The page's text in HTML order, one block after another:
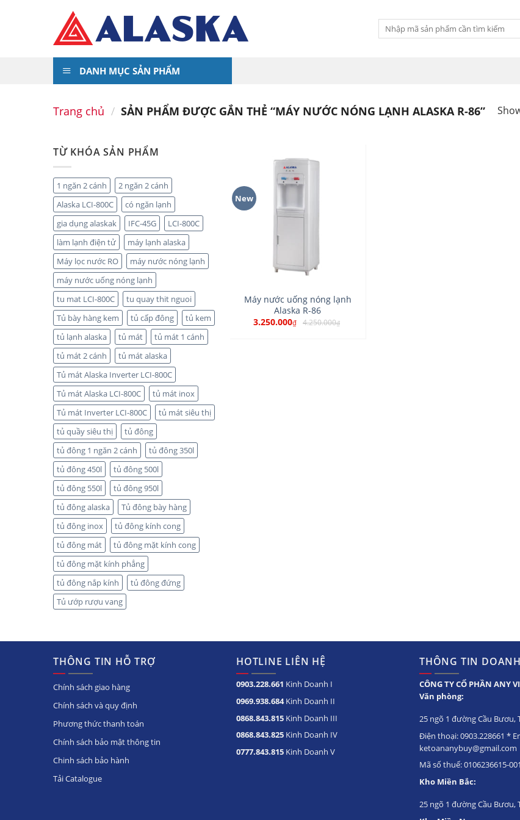
Tìm
kiếm:
DANH MỤC SẢN PHẨM
Trang chủ / SẢN PHẨM ĐƯỢC GẮN THẺ “MÁY NƯỚC NÓNG LẠNH ALASKA R-86”
TỪ KHÓA SẢN PHẨM
1 ngăn 2 cánh
2 ngăn 2 cánh
Alaska LCI-800C
có ngăn lạnh
gia dụng alaskak
IFC-45G
LCI-800C
làm lạnh điện tử
máy lạnh alaska
Máy lọc nước RO
máy nước nóng lạnh
máy nước uống nóng lạnh
tu mat LCI-800C
tu quay thit nguoi
Tủ bày hàng kem
tủ cấp đông
tủ kem
tủ lạnh alaska
tủ mát
tủ mát 1 cánh
tủ mát 2 cánh
tủ mát alaska
Tủ mát Alaska Inverter LCI-800C
Tủ mát Alaska LCI-800C
tủ mát inox
Tủ mát Inverter LCI-800C
tủ mát siêu thị
tủ quầy siêu thị
tủ đông
tủ đông 1 ngăn 2 cánh
tủ đông 350l
tủ đông 450l
tủ đông 500l
tủ đông 550l
tủ đông 950l
tủ đông alaska
Tủ đông bày hàng
tủ đông inox
tủ đông kính cong
tủ đông mát
tủ đông mặt kính cong
tủ đông mặt kính phẳng
tủ đông nắp kính
tủ đông đứng
Tủ ướp rượu vang
New
Máy nước uống nóng lạnh
Alaska R-86
3.250.000₫ 4.250.000₫
THÔNG TIN HỖ TRỢ
Chính sách giao hàng
Chính sách và quy định
Phương thức thanh toán
Chính sách bảo mật thông tin
Chinh sách bảo hành
Tải Catalogue
HOTLINE LIÊN HỆ
0903.228.661 Kinh Doanh I
0969.938.684Kinh Doanh II
0868.843.815 Kinh Doanh III
0868.843.825 Kinh Doanh IV
0777.843.815 Kinh Doanh V
THÔNG TIN
CÔNG TY CỔ PHẦN ANY
Văn phòng:
25 ngõ 1 đường Cầu Bươu,
Điện thoại: 0903.228661 *
ketoananybuy@gmail.com
Mã số thuế: 0106236615-001
Kho Miền Bắc:
25 ngõ 1 đường Cầu Bươu,